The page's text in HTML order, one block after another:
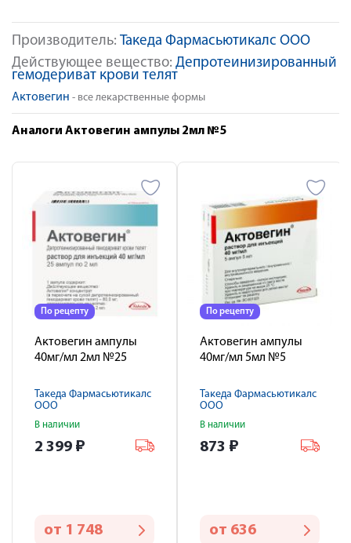
Производитель: Такеда Фармасьютикалс ООО
Действующее вещество: Депротеинизированный
гемодериват крови телят
Актовегин - все лекарственные формы
Аналоги Актовегин ампулы 2мл №5
По рецепту
Актовегин ампулы
40мг/мл 2мл №25
Такеда Фармасьютикалс
ООО
В наличии
2 399 ₽
от 1 748
По рецепту
Актовегин ампулы
40мг/мл 5мл №5
Такеда Фармасьютикалс
ООО
В наличии
873 ₽
от 636